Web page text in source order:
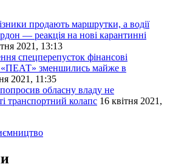
продають маршрутки, а водії
— реакція на нові карантинні
2021, 13:13
спецперепусток фінансові
зменшились майже в
2021, 11:35
обласну владу не
транспортний колапс 16 квітня 2021,